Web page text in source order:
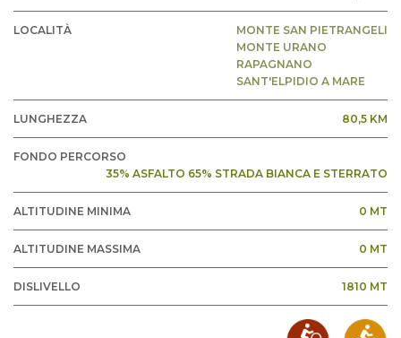
LOCALITÀ
MONTE SAN PIETRANGELI
MONTE URANO
RAPAGNANO
SANT'ELPIDIO A MARE
LUNGHEZZA 80,5 KM
FONDO PERCORSO
35% ASFALTO 65% STRADA BIANCA E STERRATO
ALTITUDINE MINIMA 0 MT
ALTITUDINE MASSIMA 0 MT
DISLIVELLO 1810 MT